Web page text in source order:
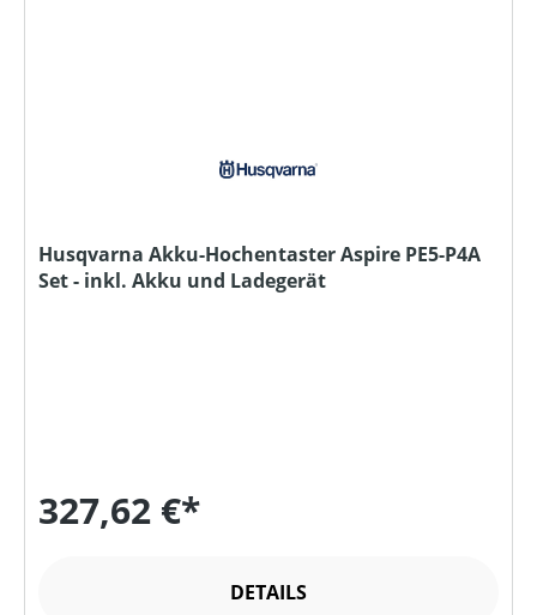
Husqvarna Akku-Hochentaster Aspire PE5-P4A
Set - inkl. Akku und Ladegerät
327,62 €*
DETAILS